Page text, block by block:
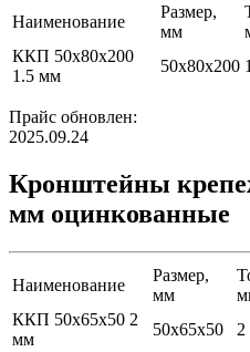
Наименование
Размер,
мм
ККП 50х80х200
1.5 мм
50х80х200
Прайс обновлен:
2025.09.24
Кронштейны
мм оцинкованные
Наименование
Размер,
мм
ККП 50х65х50 2
мм
50х65х50 2